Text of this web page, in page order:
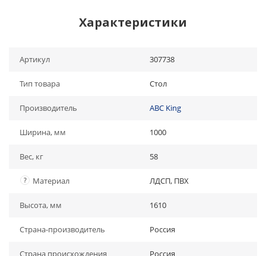
Характеристики
Артикул 307738
Тип товара Стол
Производитель ABC King
Ширина, мм 1000
Вес, кг 58
? Материал ЛДСП, ПВХ
Высота, мм 1610
Страна-производитель Россия
Страна происхождения Россия